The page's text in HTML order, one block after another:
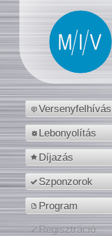
Versenyfelhívás
Lebonyolítás
Díjazás
Szponzorok
Program
Regisztráció